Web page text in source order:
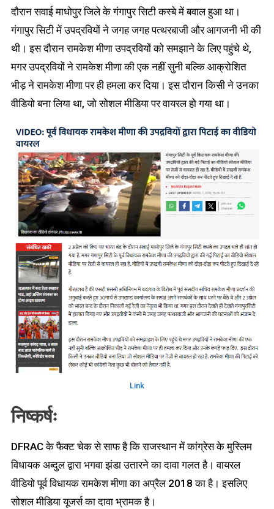
दौरान सवाई माधोपुर जिले के गंगापुर सिटी कस्बे में बवाल हुआ था।
गंगापुर सिटी में उपद्रवियों ने जगह जगह पत्थरबाजी और आगजनी भी की
थी। इस दौरान रामकेश मीणा उपद्रवियों को समझाने के लिए पहुंचे थे,
मगर उपद्रवियों ने रामकेश मीणा की एक नहीं सुनी बल्कि आक्रोशित
भीड़ ने रामकेश मीणा पर ही हमला कर दिया। इस दौरान किसी ने उनका
वीडियो बना लिया था, जो सोशल मीडिया पर वायरल हो गया था।
Link
निष्कर्षः
DFRAC के फैक्ट चेक से साफ है कि राजस्थान में कांग्रेस के मुस्लिम
विधायक अब्दुल द्वारा भगवा झंडा उतारने का दावा गलत है। वायरल
वीडियो पूर्व विधायक रामकेश मीणा का अप्रैल 2018 का है। इसलिए
सोशल मीडिया यूजर्स का दावा भ्रामक है।